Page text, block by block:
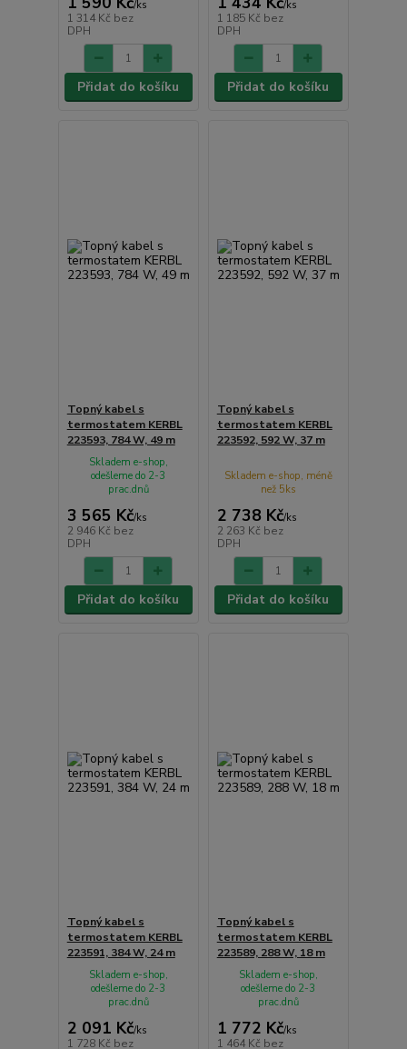
/ks
1 314 Kč bez
DPH
Přidat do košíku
/ks
1 185 Kč bez
DPH
Přidat do košíku
Topný kabel s
termostatem KERBL
223593, 784 W, 49 m
3 565 Kč/ks
2 946 Kč bez
DPH
Skladem e-shop,
odešleme do 2-3
prac.dnů
Přidat do košíku
Topný kabel s
termostatem KERBL
223592, 592 W, 37 m
2 738 Kč/ks
2 263 Kč bez
DPH
Skladem e-shop, méně
než 5ks
Přidat do košíku
Topný kabel s
termostatem KERBL
223591, 384 W, 24 m
2 091 Kč/ks
1 728 Kč bez
Skladem e-shop,
odešleme do 2-3
prac.dnů
Topný kabel s
termostatem KERBL
223589, 288 W, 18 m
1 772 Kč/ks
1 464 Kč bez
Skladem e-shop,
odešleme do 2-3
prac.dnů